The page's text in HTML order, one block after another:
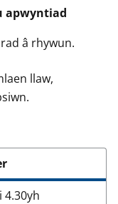
apwyntiad
â rhywun.
llaw,
4.30yh